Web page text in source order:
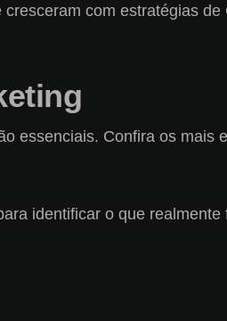
com estratégias
essenciais. Confira os mais
identificar o que